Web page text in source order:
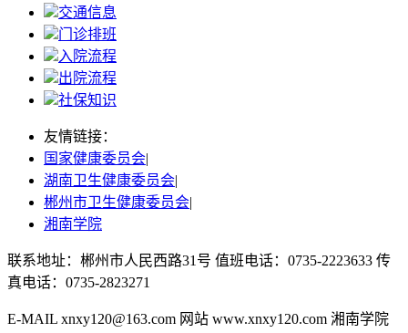
交通信息
门诊排班
入院流程
出院流程
社保知识
友情链接：
国家健康委员会|
湖南卫生健康委员会|
郴州市卫生健康委员会|
湘南学院
联系地址：郴州市人民西路31号 值班电话：0735-2223633 传
真电话：0735-2823271
E-MAIL xnxy120@163.com 网站 www.xnxy120.com 湘南学院